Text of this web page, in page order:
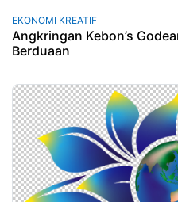
EKONOMI KREATIF
Angkringan Kebon’s
Berduaan